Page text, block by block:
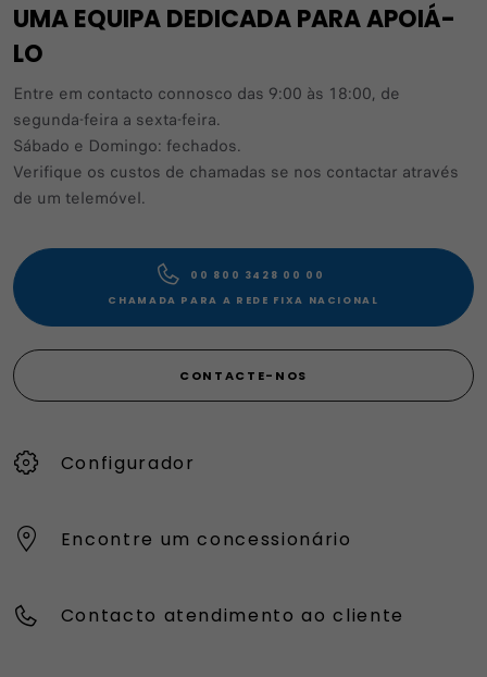
UMA EQUIPA DEDICADA PARA APOIÁ-
LO
Entre em contacto connosco das 9:00 às 18:00, de
segunda-feira a sexta-feira.
Sábado e Domingo: fechados.
Verifique os custos de chamadas se nos contactar através
de um telemóvel.
00 800 3428 00 00​
CHAMADA PARA A REDE FIXA NACIONAL
CONTACTE-NOS
Configurador
Encontre um concessionário
Contacto atendimento ao cliente